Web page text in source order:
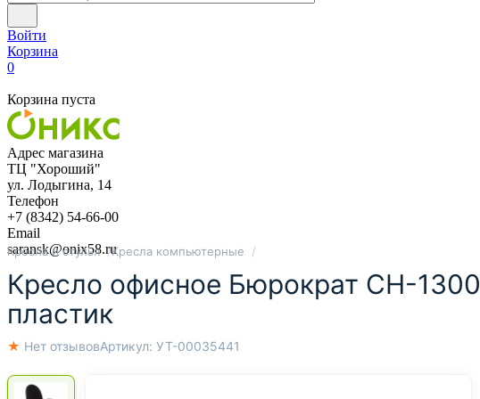
Войти
Корзина
0
Корзина пуста
Адрес магазина
ТЦ "Хороший"
ул. Лодыгина, 14
Телефон
+7 (8342) 54-66-00
Email
saransk@onix58.ru
Кресла и стулья Кресла компьютерные
Кресло офисное Бюрократ CH-
пластик
★ Нет отзывовАртикул: УТ-00035441